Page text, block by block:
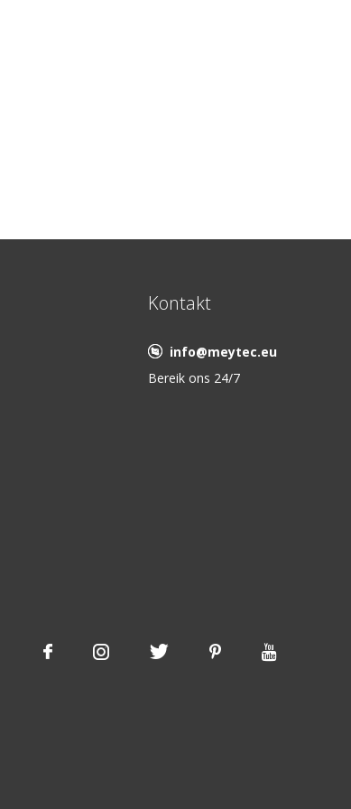
Kontakt
info@meytec.eu
Bereik ons 24/7